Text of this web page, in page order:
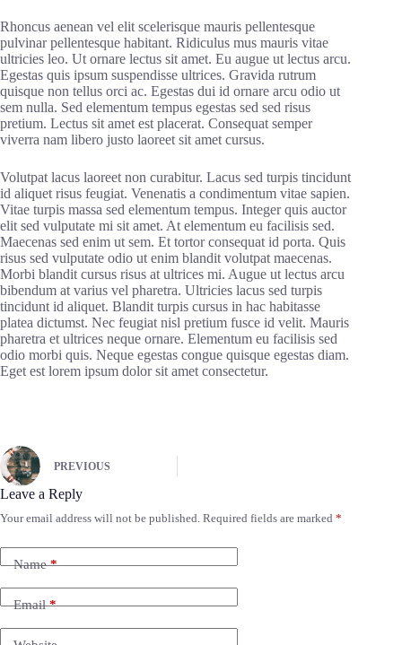
Rhoncus aenean vel elit scelerisque mauris pellentesque
pulvinar pellentesque habitant. Ridiculus mus mauris vitae
ultricies leo. Ut ornare lectus sit amet. Eu augue ut lectus arcu.
Egestas quis ipsum suspendisse ultrices. Gravida rutrum
quisque non tellus orci ac. Egestas dui id ornare arcu odio ut
sem nulla. Sed elementum tempus egestas sed sed risus
pretium. Lectus sit amet est placerat. Consequat semper
viverra nam libero justo laoreet sit amet cursus.
Volutpat lacus laoreet non curabitur. Lacus sed turpis tincidunt
id aliquet risus feugiat. Venenatis a condimentum vitae sapien.
Vitae turpis massa sed elementum tempus. Integer quis auctor
elit sed vulputate mi sit amet. At elementum eu facilisis sed.
Maecenas sed enim ut sem. Et tortor consequat id porta. Quis
risus sed vulputate odio ut enim blandit volutpat maecenas.
Morbi blandit cursus risus at ultrices mi. Augue ut lectus arcu
bibendum at varius vel pharetra. Ultricies lacus sed turpis
tincidunt id aliquet. Blandit turpis cursus in hac habitasse
platea dictumst. Nec feugiat nisl pretium fusce id velit. Mauris
pharetra et ultrices neque ornare. Elementum eu facilisis sed
odio morbi quis. Neque egestas congue quisque egestas diam.
Eget est lorem ipsum dolor sit amet consectetur.
PREVIOUS
Leave a Reply
Your email address will not be published. Required fields are marked *
Name*
Email*